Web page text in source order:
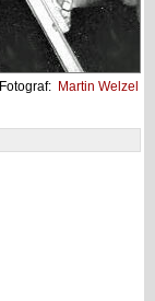
Fotograf: Martin Welzel